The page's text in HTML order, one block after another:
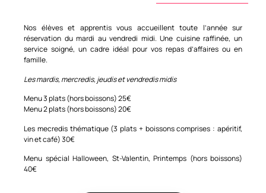
Nos élèves et apprentis vous accueillent toute l’année sur
réservation du mardi au vendredi midi. Une cuisine raffinée, un
service soigné, un cadre idéal pour vos repas d’affaires ou en
famille.
Les mardis, mercredis, jeudis et vendredis midis
Menu 3 plats (hors boissons) 25€
Menu 2 plats (hors boissons) 20€
Les mecredis thématique (3 plats + boissons comprises : apéritif,
vin et café) 30€
Menu spécial Halloween, St-Valentin, Printemps (hors boissons)
40€